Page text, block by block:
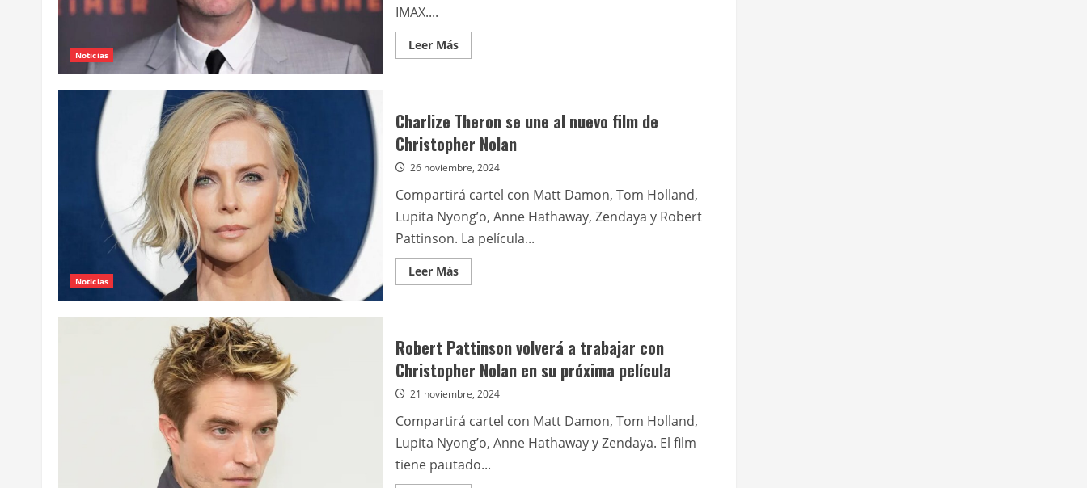
Noticias
IMAX....
Leer MásLeer
más
film
de
Christopher
Nolan
una
de
“La
Odisea”
Noticias
Charlize Theron se une al nuevo film de
Christopher Nolan
26 noviembre, 2024
Compartirá cartel con Matt Damon, Tom Holland,
Lupita Nyong’o, Anne Hathaway, Zendaya y Robert
Pattinson. La película...
Leer MásLeer
más
se
une
nuevo
de
Nolan
Robert Pattinson volverá a trabajar con
Christopher Nolan en su próxima película
21 noviembre, 2024
Compartirá cartel con Matt Damon, Tom Holland,
Lupita Nyong’o, Anne Hathaway y Zendaya. El film
tiene pautado...